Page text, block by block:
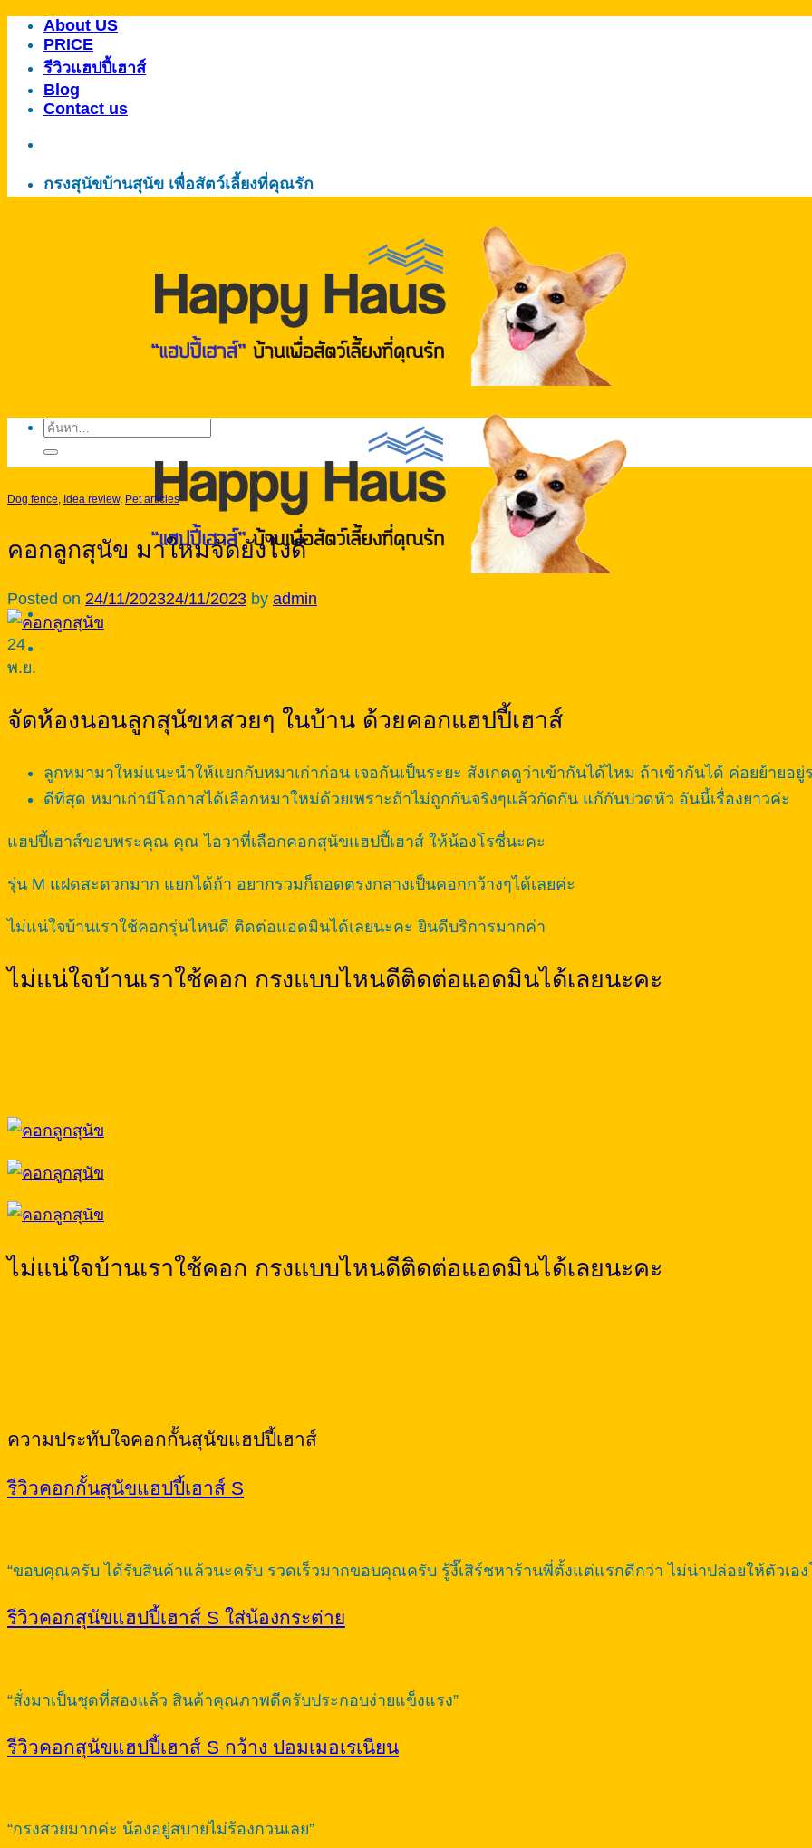
ข้าม
เนื้อหา
About US
PRICE
รีวิวแฮปปี้เฮาส์
Blog
Contact us
กรงสุนัขบ้านสุนัข เพื่อสัตว์เลี้ยงที่คุณรัก
ค้นหา:
Dog fence Idea review, Pet articles
คอกลูกสุนัข มาใหม่จัดยังไงดี
Posted on 24/11/202324/11/2023 by admin
24
พ.ย.
จัดห้องนอนลูกสุนัขหสวยๆ ในบ้าน ด้วยคอกแฮปปี้เฮาส์
ลูกหมามาใหม่แนะนำให้แยกกับหมาเก่าก่อน เจอกันเป็นระยะ สังเกตดูว่าเข้ากันได้ไหม ถ้าเข้ากันได้ ค่อยย้ายอ
ดีที่สุด หมาเก่ามีโอกาสได้เลือกหมาใหม่ด้วยเพราะถ้าไม่ถูกกันจริงๆแล้วกัดกัน แก้กันปวดหัว อันนี้เรื่องยาวค่ะ
แฮปปี้เฮาส์ขอบพระคุณ คุณ ไอวาที่เลือกคอกสุนัขแฮปปี้เฮาส์ ให้น้องโรซี่นะคะ
รุ่น M แฝดสะดวกมาก แยกได้ถ้า อยากรวมก็ถอดตรงกลางเป็นคอกกว้างๆได้เลยค่ะ
ไม่แน่ใจบ้านเราใช้คอกรุ่นไหนดี ติดต่อแอดมินได้เลยนะคะ ยินดีบริการมากค่า
ไม่แน่ใจบ้านเราใช้คอก กรงแบบไหนดีติดต่อแอดมินได้เลยนะคะ
ไม่แน่ใจบ้านเราใช้คอก กรงแบบไหนดีติดต่อแอดมินได้เลยนะคะ
ความประทับใจคอกกั้นสุนัขแฮปปี้เฮาส์
รีวิวคอกกั้นสุนัขแฮปปี้เฮาส์ S
“ขอบคุณครับ ได้รับสินค้าแล้วนะครับ รวดเร็วมากขอบคุณครับ รู้งี๊เสิร์ชหาร้านพี่ตั้งแต่แรกดีกว่า ไม่น่าปล่อยให้ตัวเอง
รีวิวคอกสุนัขแฮปปี้เฮาส์ S ใส่น้องกระต่าย
“สั่งมาเป็นชุดที่สองแล้ว สินค้าคุณภาพดีครับประกอบง่ายแข็งแรง”
รีวิวคอกสุนัขแฮปปี้เฮาส์ S กว้าง ปอมเมอเรเนียน
“กรงสวยมากค่ะ น้องอยู่สบายไม่ร้องกวนเลย”